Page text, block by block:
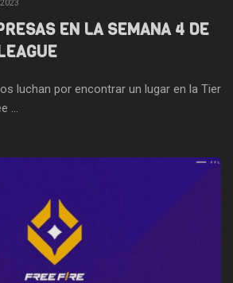
EN LA SEMANA 4 DE
luchan por encontrar un lugar en la Tier
...